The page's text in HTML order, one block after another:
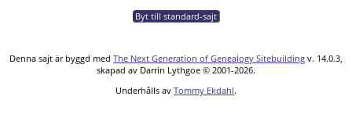
Byt till standard-sajt
Denna sajt är byggd med The Next Generation of Genealogy Sitebuilding v. 14.0.3,
skapad av Darrin Lythgoe © 2001-2026.
Underhålls av Tommy Ekdahl.